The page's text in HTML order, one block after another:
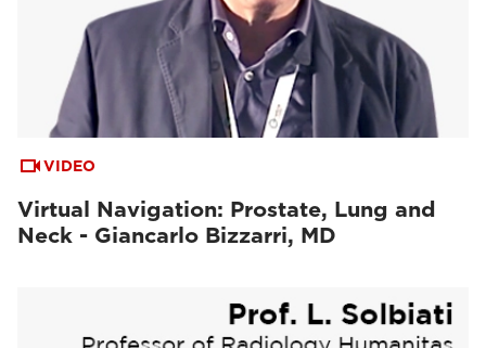
VIDEO
Virtual Navigation: Prostate, Lung and
Neck - Giancarlo Bizzarri, MD